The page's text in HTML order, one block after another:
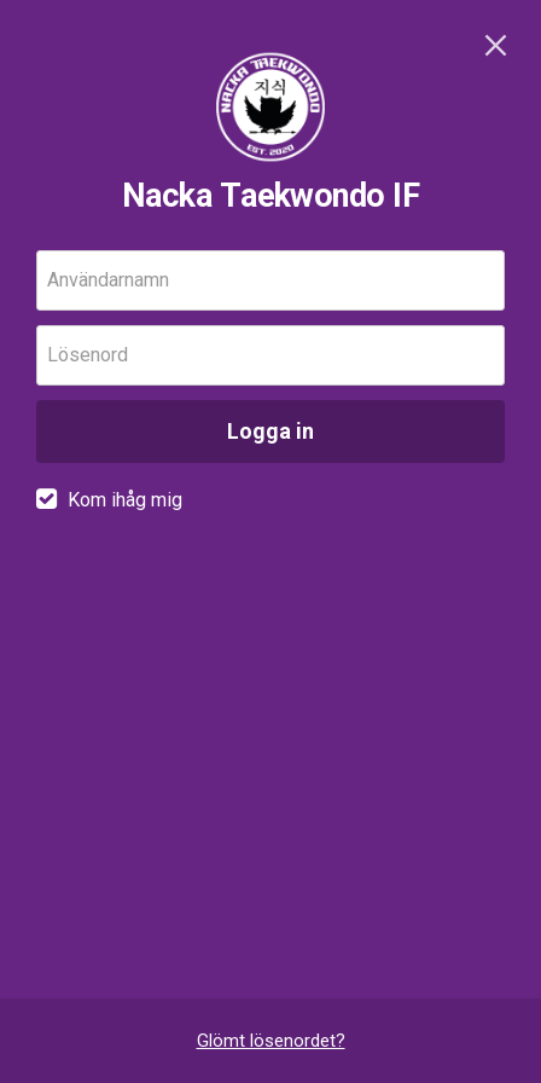
Nacka Taekwondo IF
Användarnamn
Lösenord
Logga in
Kom ihåg mig
Glömt lösenordet?